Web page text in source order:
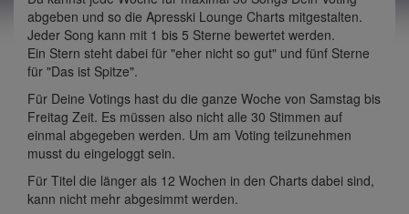
abgeben und so die Apresski Lounge Charts mitgestalten.
Jeder Song kann mit 1 bis 5 Sterne bewertet werden.
Ein Stern steht dabei für "eher nicht so gut" und fünf Sterne
für "Das ist Spitze".
Für Deine Votings hast du die ganze Woche von Samstag bis
Freitag Zeit. Es müssen also nicht alle 30 Stimmen auf
einmal abgegeben werden. Um am Voting teilzunehmen
musst du eingeloggt sein.
Für Titel die länger als 12 Wochen in den Charts dabei sind,
kann nicht mehr abgesimmt werden.